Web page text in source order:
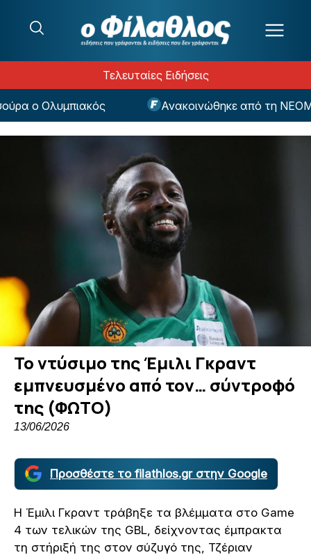
Τελευταίες Ειδήσεις
ο Ολυμπιακός Ανακοινώθηκε από τη ΝΕΟΜ ο
Το ντύσιμο της Έμιλι Γκραντ
εμπνευσμένο από τον… σύντροφό
της (ΦΩΤΟ)
13/06/2026
Προσθέστε το filathlos.gr στην Google
Η Έμιλι Γκραντ τράβηξε τα βλέμματα στο Game
4 των τελικών της GBL, δείχνοντας έμπρακτα
τη στήριξή της στον σύζυγό της, Τζέριαν